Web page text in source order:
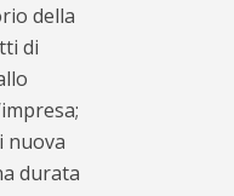
della
di
nuova
durata